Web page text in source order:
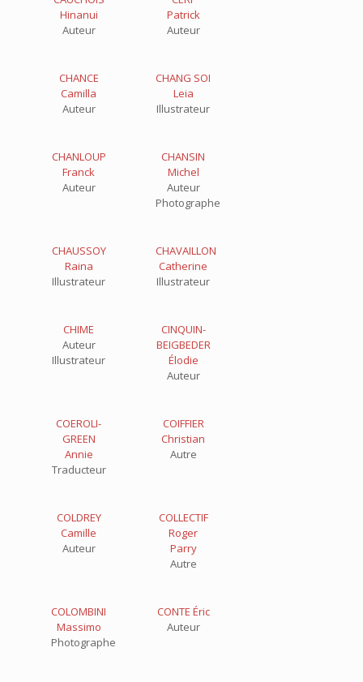
Hinanui
Auteur
Patrick
Auteur
CHANCE
Camilla
Auteur
CHANG SOI
Leia
Illustrateur
CHANLOUP
Franck
Auteur
CHANSIN
Michel
Auteur
Photographe
CHAUSSOY
Raina
Illustrateur
CHAVAILLON
Catherine
Illustrateur
CHIME
Auteur
Illustrateur
CINQUIN-
BEIGBEDER
Élodie
Auteur
COEROLI-
GREEN
Annie
Traducteur
COIFFIER
Christian
Autre
COLDREY
Camille
Auteur
COLLECTIF
Roger
Parry
Autre
COLOMBINI
Massimo
Photographe
CONTE Éric
Auteur